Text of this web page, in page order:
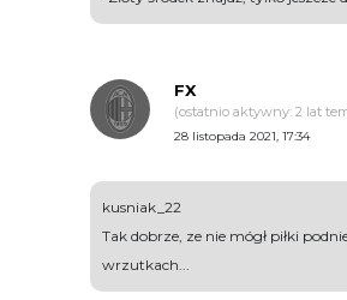
FX
(ostatnio aktywny: 2 lat
28 listopada 2021, 17:34
kusniak_22
Tak dobrze, ze nie mógł piłki
wrzutkach...